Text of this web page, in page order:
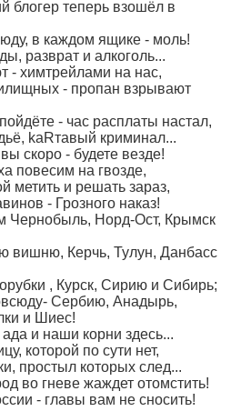
блогер теперь взошёл в
в каждом ящике - моль!
разврат и алкоголь...
- химтрейлами на нас,
- пропан взрывают
- час расплаты настал,
kaRтавый криминал...
скоро - будете везде!
повесим на гвозде,
метить и решать зараз,
- Грозного наказ!
Чернобыль, Норд-Ост, Крымск
вишню, Керчь, Тулун, Данбасс
, Курск, Сирию и Сибирь;
Сербию, Анадырь,
и Шиес!
и наши корни здесь...
которой по сути нет,
простыл которых след...
во гневе жаждет отомстить!
- главы вам не сносить!